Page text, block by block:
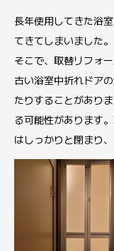
長年使用してきた浴
てきてしまいました。
そこで、取替リフォ
古い浴室中折れドア
たりすることがあり
る可能性があります
はしっかりと閉まり